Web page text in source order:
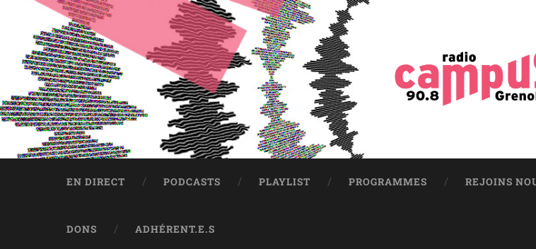
EN DIRECT PODCASTS PLAYLIST PROGRAMMES REJOINS
DONS ADHÉRENT.E.S